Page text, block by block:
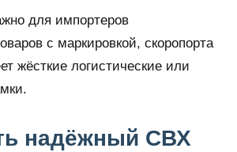
для импортеров
с маркировкой, скоропорта
жёсткие логистические или
надёжный СВХ